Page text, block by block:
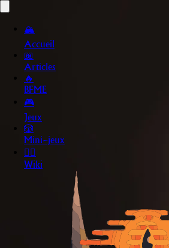
🏔️
Accueil
📖
Articles
🔥
BFME
🎮
Jeux
🎲
Mini~jeux
🧙‍♂️
Wiki